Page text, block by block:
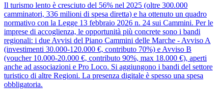
Il turismo lento è cresciuto del 56% nel 2025 (oltre 300.000
camminatori, 336 milioni di spesa diretta) e ha ottenuto un quadro
normativo con la Legge 13 febbraio 2026 n. 24 sui Cammini. Per le
imprese di accoglienza, le opportunità più concrete sono i bandi
regionali: i due Avvisi del Piano Cammini delle Marche - Avviso A
(investimenti 30.000-120.000 €, contributo 70%) e Avviso B
(voucher 10.000-20.000 €, contributo 90%, max 18.000 €), aperti
anche ad associazioni e Pro Loco. Si aggiungono i bandi del settore
turistico di altre Regioni. La presenza digitale è spesso una spesa
obbligatoria.